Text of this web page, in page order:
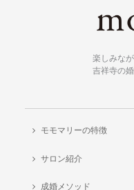
楽しみな
吉祥寺の
モモマリーの特徴
サロン紹介
成婚メソッド